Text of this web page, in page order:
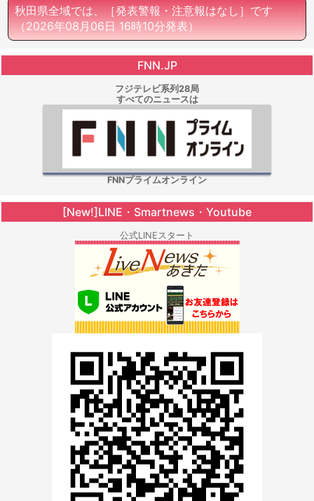
秋田県全域では、［発表警報・注意報はなし］です
（2026年08月06日 16時10分発表）
FNN.JP
フジテレビ系列28局
すべてのニュースは
FNNプライムオンライン
[New!]LINE・Smartnews・Youtube
公式LINEスタート